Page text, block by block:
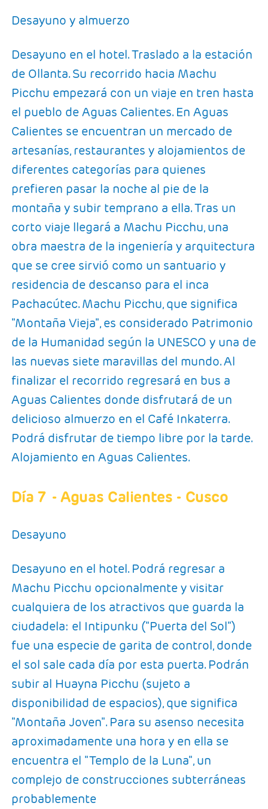
Desayuno y almuerzo
Desayuno en el hotel. Traslado a la estación
de Ollanta. Su recorrido hacia Machu
Picchu empezará con un viaje en tren hasta
el pueblo de Aguas Calientes. En Aguas
Calientes se encuentran un mercado de
artesanías, restaurantes y alojamientos de
diferentes categorías para quienes
prefieren pasar la noche al pie de la
montaña y subir temprano a ella. Tras un
corto viaje llegará a Machu Picchu, una
obra maestra de la ingeniería y arquitectura
que se cree sirvió como un santuario y
residencia de descanso para el inca
Pachacútec. Machu Picchu, que significa
"Montaña Vieja", es considerado Patrimonio
de la Humanidad según la UNESCO y una de
las nuevas siete maravillas del mundo. Al
finalizar el recorrido regresará en bus a
Aguas Calientes donde disfrutará de un
delicioso almuerzo en el Café Inkaterra.
Podrá disfrutar de tiempo libre por la tarde.
Alojamiento en Aguas Calientes.
Día 7 - Aguas Calientes - Cusco
Desayuno
Desayuno en el hotel. Podrá regresar a
Machu Picchu opcionalmente y visitar
cualquiera de los atractivos que guarda la
ciudadela: el Intipunku ("Puerta del Sol")
fue una especie de garita de control, donde
el sol sale cada día por esta puerta. Podrán
subir al Huayna Picchu (sujeto a
disponibilidad de espacios), que significa
"Montaña Joven". Para su asenso necesita
aproximadamente una hora y en ella se
encuentra el "Templo de la Luna", un
complejo de construcciones subterráneas
probablemente